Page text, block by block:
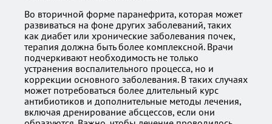
Во вторичной форме паранефрита, которая может
развиваться на фоне других заболеваний, таких
как диабет или хронические заболевания почек,
терапия должна быть более комплексной. Врачи
подчеркивают необходимость не только
устранения воспалительного процесса, но и
коррекции основного заболевания. В таких случаях
может потребоваться более длительный курс
антибиотиков и дополнительные методы лечения,
включая дренирование абсцессов, если они